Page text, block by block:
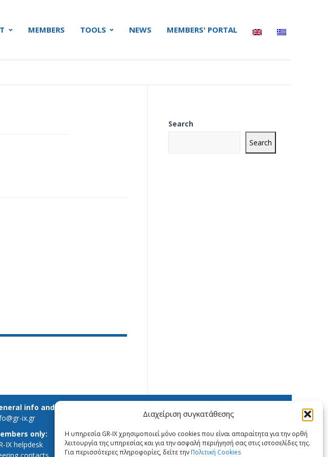
Διαχείριση συγκατάθεσης
Η υπηρεσία GR-IX χρησιμοποιεί μόνο cookies που είναι απαραίτητα για την ορθή
λειτουργία της υπηρεσίας και για την ασφαλή περιήγησή σας στις ιστοσελίδες της.
Για περισσότερες πληροφορίες, δείτε την Πολιτική Cookies
MEMBERS TOOLS NEWS MEMBERS' PORTAL
Search
Search
info and inquiries:
ix.gr
only:
IX helpdesk
X LinkedIn